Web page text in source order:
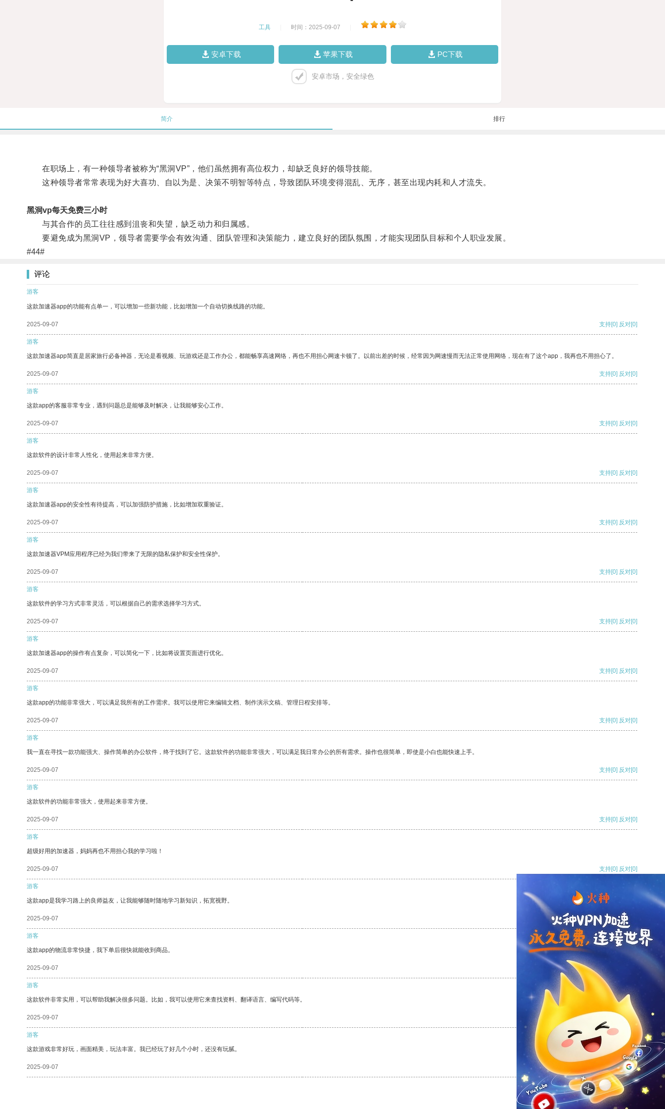
工具 时间：2025-09-07
安卓下载 苹果下载 PC下载
安卓市场，安全绿色
简介 排行
在职场上，有一种领导者被称为“黑洞VP”，他们虽然拥有高位权力，却缺乏良好的领导技能。
这种领导者常常表现为好大喜功、自以为是、决策不明智等特点，导致团队环境变得混乱、无序，甚至出现内耗和人才流失。
黑洞vp每天免费三小时
与其合作的员工往往感到沮丧和失望，缺乏动力和归属感。
要避免成为黑洞VP，领导者需要学会有效沟通、团队管理和决策能力，建立良好的团队氛围，才能实现团队目标和个人职业发展。
#44#
评论
游客
这款加速器app的功能有点单一，可以增加一些新功能，比如增加一个自动切换线路的功能。
2025-09-07 支持[0] 反对[0]
游客
这款加速器app简直是居家旅行必备神器，无论是看视频、玩游戏还是工作办公，都能畅享高速网络，再也不用担心网速卡顿了。以前出差的时候，经常因为网速慢而无法正常使用网络，现在有了这个app，我再也不用担心了。
2025-09-07 支持[0] 反对[0]
游客
这款app的客服非常专业，遇到问题总是能够及时解决，让我能够安心工作。
2025-09-07 支持[0] 反对[0]
游客
这款软件的设计非常人性化，使用起来非常方便。
2025-09-07 支持[0] 反对[0]
游客
这款加速器app的安全性有待提高，可以加强防护措施，比如增加双重验证。
2025-09-07 支持[0] 反对[0]
游客
这款加速器VPM应用程序已经为我们带来了无限的隐私保护和安全性保护。
2025-09-07 支持[0] 反对[0]
游客
这款软件的学习方式非常灵活，可以根据自己的需求选择学习方式。
2025-09-07 支持[0] 反对[0]
游客
这款加速器app的操作有点复杂，可以简化一下，比如将设置页面进行优化。
2025-09-07 支持[0] 反对[0]
游客
这款app的功能非常强大，可以满足我所有的工作需求。我可以使用它来编辑文档、制作演示文稿、管理日程安排等。
2025-09-07 支持[0] 反对[0]
游客
我一直在寻找一款功能强大、操作简单的办公软件，终于找到了它。这款软件的功能非常强大，可以满足我日常办公的所有需求。操作也很简单，即使是小白也能快速上手。
2025-09-07 支持[0] 反对[0]
游客
这款软件的功能非常强大，使用起来非常方便。
2025-09-07 支持[0] 反对[0]
游客
超级好用的加速器，妈妈再也不用担心我的学习啦！
2025-09-07 支持[0] 反对[0]
游客
这款app是我学习路上的良师益友，让我能够随时随地学习新知识，拓宽视野。
2025-09-07 支持[0] 反对
游客
这款app的物流非常快捷，我下单后很快就能收到商品。
2025-09-07 支持
游客
这款软件非常实用，可以帮助我解决很多问题。比如，我可以使用它来查找资料、翻译语言、编写代码等。
2025-09-07 反对 [0]
游客
这款游戏非常好玩，画面精美，玩法丰富。我已经玩了好几个小时，还没有玩腻。
2025-09-07 支持[0] 反对[0]